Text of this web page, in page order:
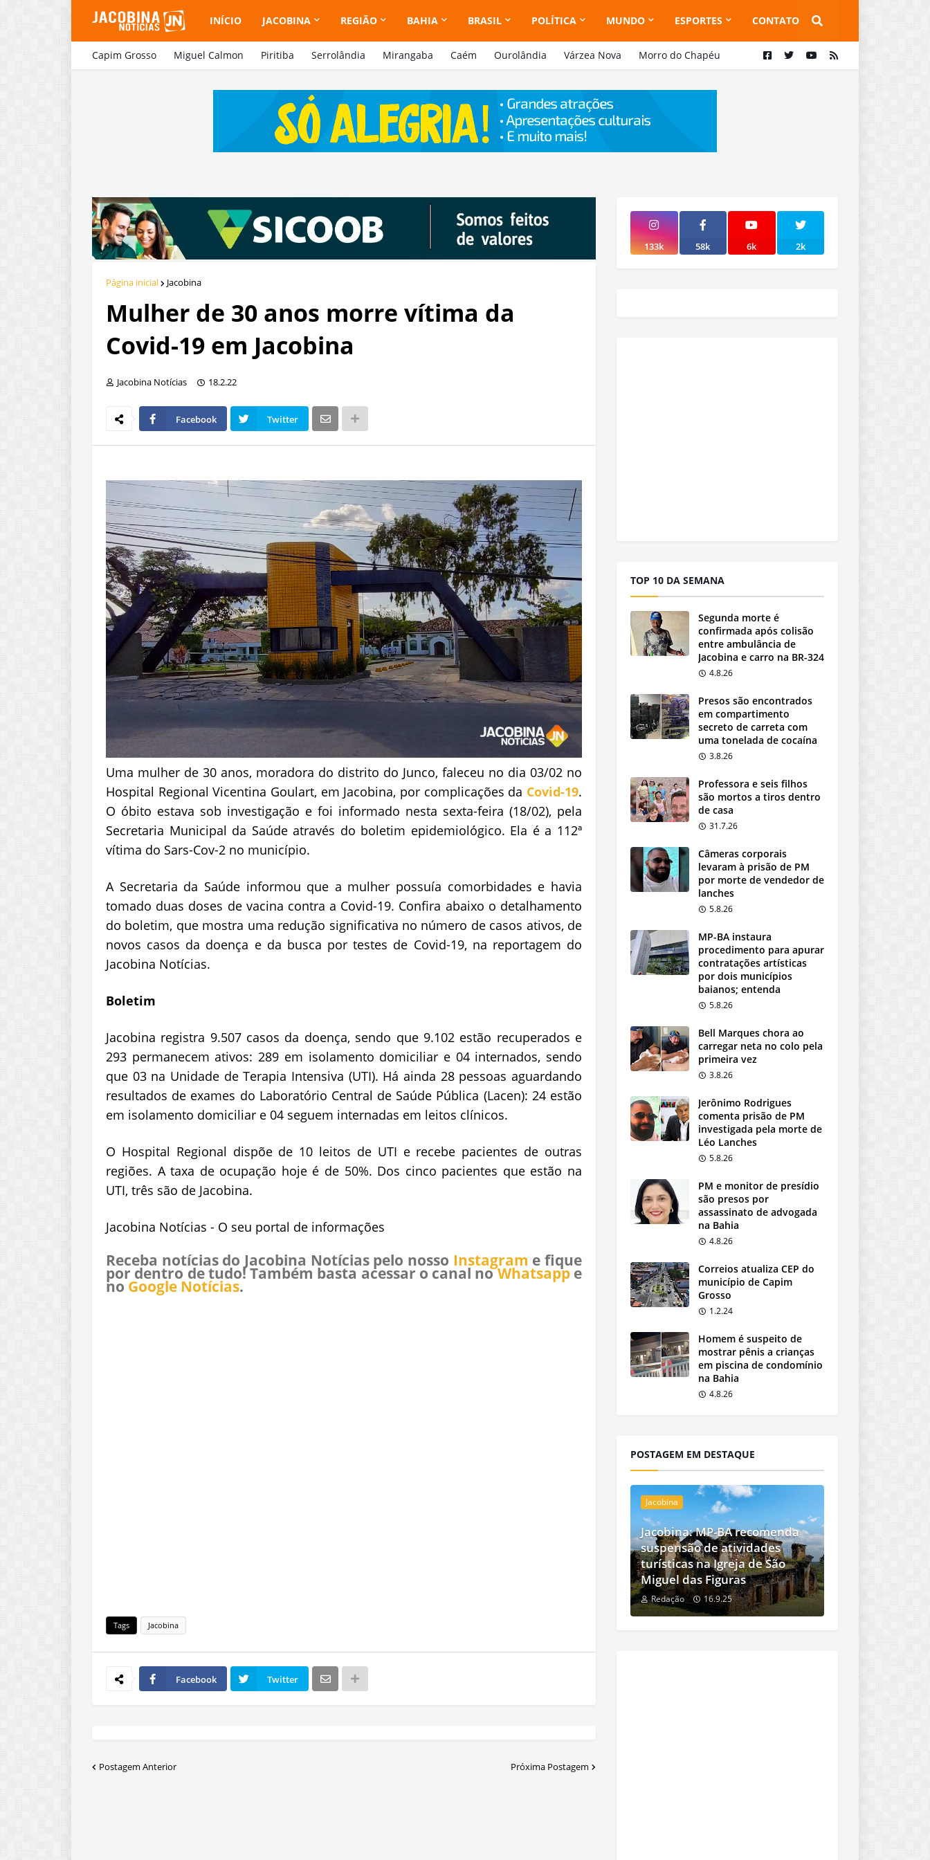
INÍCIO JACOBINA REGIÃO BAHIA BRASIL POLÍTICA MUNDO ESPORTES CONTATO
Capim Grosso Miguel Calmon Piritiba Serrolândia Mirangaba Caém Ourolândia Várzea Nova Morro do Chapéu
Página inicial Jacobina
Mulher de 30 anos morre vítima da
Covid-19 em Jacobina
Jacobina Notícias 18.2.22
Facebook Twitter
Uma mulher de 30 anos, moradora do distrito do Junco, faleceu no dia 03/02 no
Hospital Regional Vicentina Goulart, em Jacobina, por complicações da Covid-19.
O óbito estava sob investigação e foi informado nesta sexta-feira (18/02), pela
Secretaria Municipal da Saúde através do boletim epidemiológico. Ela é a 112ª
vítima do Sars-Cov-2 no município.
A Secretaria da Saúde informou que a mulher possuía comorbidades e havia
tomado duas doses de vacina contra a Covid-19. Confira abaixo o detalhamento
do boletim, que mostra uma redução significativa no número de casos ativos, de
novos casos da doença e da busca por testes de Covid-19, na reportagem do
Jacobina Notícias.
Boletim
Jacobina registra 9.507 casos da doença, sendo que 9.102 estão recuperados e
293 permanecem ativos: 289 em isolamento domiciliar e 04 internados, sendo
que 03 na Unidade de Terapia Intensiva (UTI). Há ainda 28 pessoas aguardando
resultados de exames do Laboratório Central de Saúde Pública (Lacen): 24 estão
em isolamento domiciliar e 04 seguem internadas em leitos clínicos.
O Hospital Regional dispõe de 10 leitos de UTI e recebe pacientes de outras
regiões. A taxa de ocupação hoje é de 50%. Dos cinco pacientes que estão na
UTI, três são de Jacobina.
Jacobina Notícias - O seu portal de informações
Receba notícias do Jacobina Notícias pelo nosso Instagram e fique
por dentro de tudo! Também basta acessar o canal noWhatsappe
no Google Notícias.
Tags Jacobina
Facebook Twitter
Postagem Anterior Próxima Postagem
133k 58k 6k 2k
TOP 10 DA SEMANA
Segunda morte é
confirmada após colisão
entre ambulância de
Jacobina e carro na BR-324
4.8.26
Presos são encontrados
em compartimento
secreto de carreta com
uma tonelada de cocaína
3.8.26
Professora e seis filhos
são mortos a tiros dentro
de casa
31.7.26
Câmeras corporais
levaram à prisão de PM
por morte de vendedor de
lanches
5.8.26
MP-BA instaura
procedimento para apurar
contratações artísticas
por dois municípios
baianos; entenda
5.8.26
Bell Marques chora ao
carregar neta no colo pela
primeira vez
3.8.26
Jerônimo Rodrigues
comenta prisão de PM
investigada pela morte de
Léo Lanches
5.8.26
PM e monitor de presídio
são presos por
assassinato de advogada
na Bahia
4.8.26
Correios atualiza CEP do
município de Capim
Grosso
1.2.24
Homem é suspeito de
mostrar pênis a crianças
em piscina de condomínio
na Bahia
4.8.26
POSTAGEM EM DESTAQUE
Jacobina
Jacobina: MP-BA recomenda
suspensão de atividades
turísticas na Igreja de São
Miguel das Figuras
Redação 16.9.25